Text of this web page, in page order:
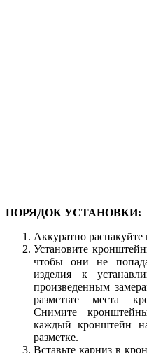
ПОРЯДОК УСТАНОВКИ:
Аккуратно распакуйте
Установите
чтобы они не
изделия к
произведенным
разметьте места
Снимите
каждый кронштейн
разметке.
Вставьте карниз в